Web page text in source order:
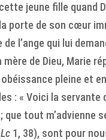
jeune fille quand
porte de son cœur
de l’ange qui lui
mère de Dieu, Marie
pleine et
: « Voici la servante
que tout m’advienne
Lc1, 38), sont pour